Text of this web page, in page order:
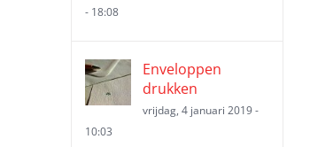
- 18:08
Enveloppen
drukken
vrijdag, 4 januari 2019 -
10:03